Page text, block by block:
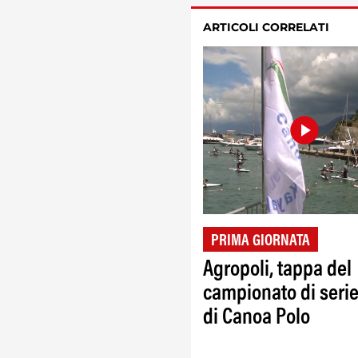
ARTICOLI CORRELATI
PRIMA GIORNATA
Agropoli, tappa del
campionato di
di Canoa Polo